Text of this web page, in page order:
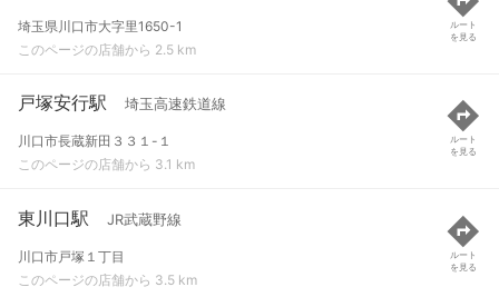
埼玉県川口市大字里1650-1
このページの店舗から 2.5 km
ルート
を見る
戸塚安行駅 埼玉高速鉄道線
川口市長蔵新田３３１-１
このページの店舗から 3.1 km
ルート
を見る
東川口駅 JR武蔵野線
川口市戸塚１丁目
このページの店舗から 3.5 km
ルート
を見る